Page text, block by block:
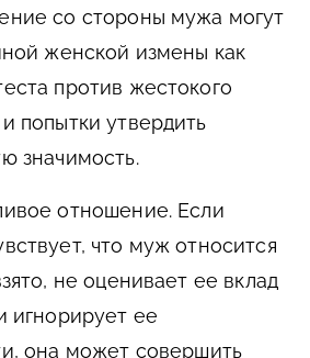
со стороны мужа могут
женской измены как
против жестокого
попытки утвердить
значимость.
отношение. Если
что муж относится
не оценивает ее вклад
игнорирует ее
она может совершить